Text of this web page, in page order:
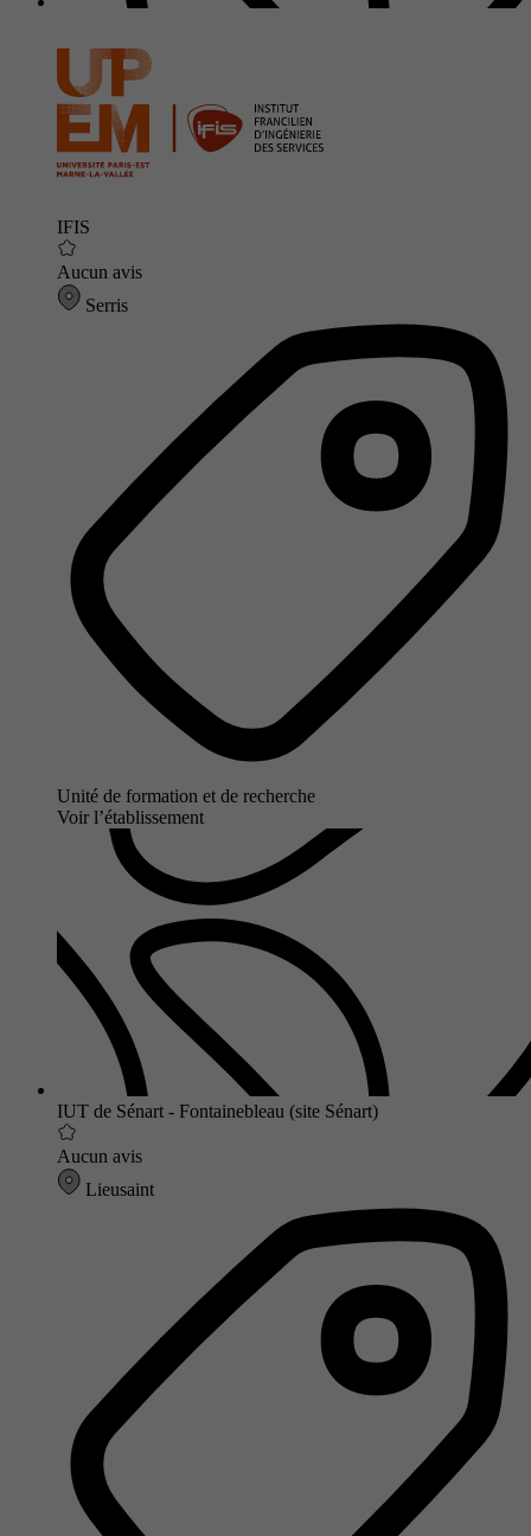
IFIS
Aucun avis
Serris
Unité de formation et de recherche
Voir l’établissement
IUT de Sénart - Fontainebleau (site Sénart)
Aucun avis
Lieusaint